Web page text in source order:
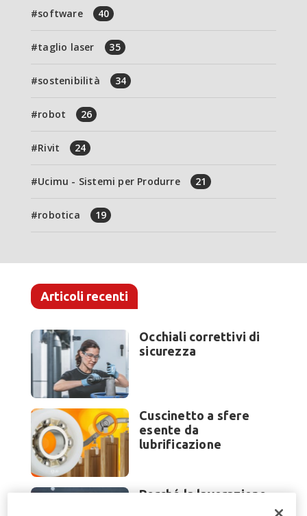
software 40
taglio laser 35
sostenibilità 34
robot 26
Rivit 24
Ucimu - Sistemi per Produrre 21
robotica 19
Articoli recenti
Occhiali correttivi di
sicurezza
Cuscinetto a sfere
esente da
lubrificazione
Perché la lavorazione